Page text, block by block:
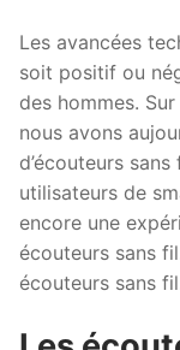
Les avancées
soit positif ou
des hommes.
nous avons
d’écouteurs
utilisateurs de
encore une
écouteurs sans
écouteurs sans